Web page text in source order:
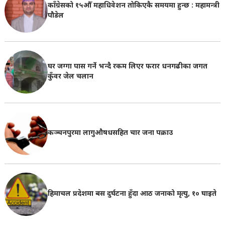
काँग्रेसको १५औँ महाधिवेशन तोकिएकै समयमा हुन्छ : महामन्त्री
पौडेल
घर जग्गा पास गर्ने भन्दै रकम लिएर फरार धनगढीका जगत
कुँवर जेल चलान
कञ्चनपुरमा लागुऔषधसहित चार जना पक्राउ
हिमाचल प्रदेशमा बस दुर्घटना हुँदा आठ जनाको मृत्यु, १० घाइते